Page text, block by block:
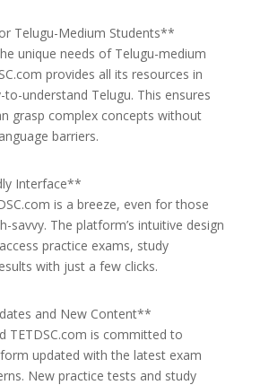
Telugu-Medium Students**
unique needs of Telugu-medium
provides all its resources in
to-understand Telugu. This ensures
grasp complex concepts without
barriers.
Interface**
is a breeze, even for those
savvy. The platform’s intuitive design
practice exams, study
with just a few clicks.
and New Content**
TETDSC.com is committed to
updated with the latest exam
New practice tests and study